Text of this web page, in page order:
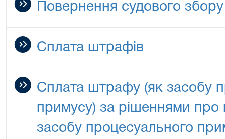
Повернення судового збору
Сплата штрафів
Сплата штрафу (як засобу
примусу) за рішеннями
засобу процесуального